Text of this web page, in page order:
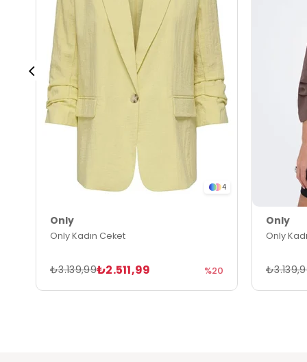
4
Only
Only Kadın Ceket
₺2.511,99
₺3.139,99 %20
Only
Only